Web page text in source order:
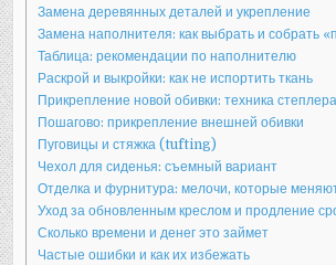
Замена деревянных деталей и укрепление
Замена наполнителя: как выбрать и собрать
Таблица: рекомендации по наполнителю
Раскрой и выкройки: как не испортить ткань
Прикрепление новой обивки: техника
Пошагово: прикрепление внешней обивки
Пуговицы и стяжка (tufting)
Чехол для сиденья: съемный вариант
Отделка и фурнитура: мелочи, которые
Уход за обновленным креслом и продление
Сколько времени и денег это займет
Частые ошибки и как их избежать